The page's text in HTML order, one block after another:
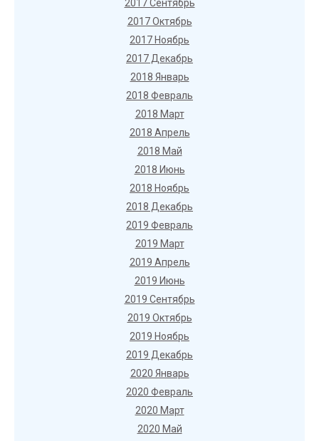
2017 Сентябрь
2017 Октябрь
2017 Ноябрь
2017 Декабрь
2018 Январь
2018 Февраль
2018 Март
2018 Апрель
2018 Май
2018 Июнь
2018 Ноябрь
2018 Декабрь
2019 Февраль
2019 Март
2019 Апрель
2019 Июнь
2019 Сентябрь
2019 Октябрь
2019 Ноябрь
2019 Декабрь
2020 Январь
2020 Февраль
2020 Март
2020 Май